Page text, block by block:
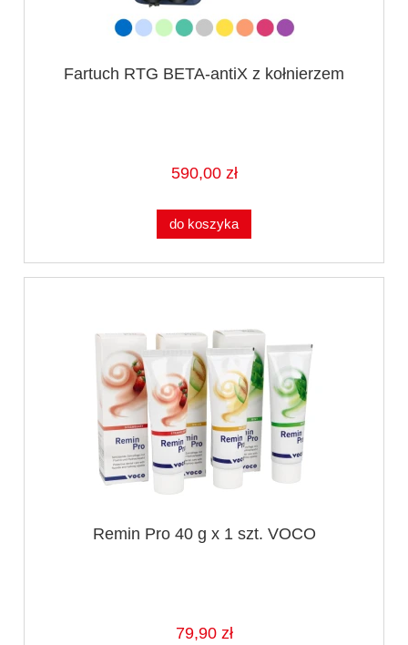
Fartuch RTG BETA-antiX z kołnierzem
590,00 zł
do koszyka
Remin Pro 40 g x 1 szt. VOCO
79,90 zł